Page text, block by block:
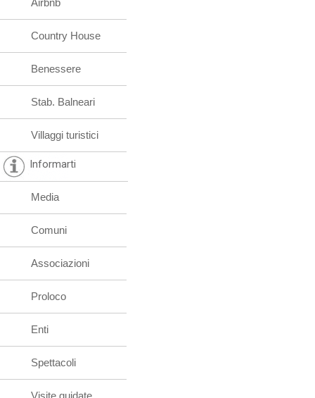
Airbnb
Country House
Benessere
Stab. Balneari
Villaggi turistici
Informarti
Media
Comuni
Associazioni
Proloco
Enti
Spettacoli
Visite guidate